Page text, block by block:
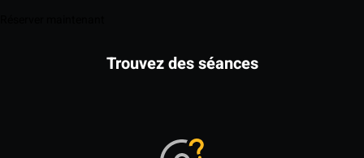
Trouvez des séances